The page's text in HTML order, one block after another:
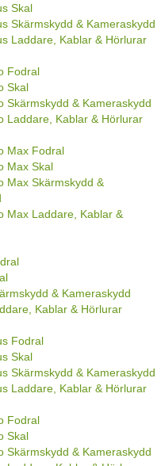
Skal
Skärmskydd & Kameraskydd
Laddare, Kablar & Hörlurar
Fodral
Skal
Skärmskydd & Kameraskydd
Laddare, Kablar & Hörlurar
Max Fodral
Max Skal
Max Skärmskydd &
Max Laddare, Kablar &
& Kameraskydd
Kablar & Hörlurar
Fodral
Skal
Skärmskydd & Kameraskydd
Laddare, Kablar & Hörlurar
Fodral
Skal
Skärmskydd & Kameraskydd